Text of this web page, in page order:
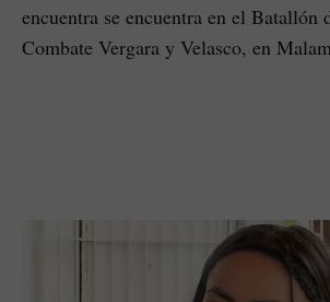
encuentra se encuentra en el Batallón
Combate Vergara y Velasco, en